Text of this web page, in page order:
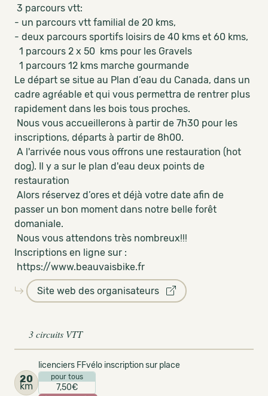
3 parcours vtt:
- un parcours vtt familial de 20 kms,
- deux parcours sportifs loisirs de 40 kms et 60 kms,
1 parcours 2 x 50 kms pour les Gravels
1 parcours 12 kms marche gourmande
Le départ se situe au Plan d’eau du Canada, dans un
cadre agréable et qui vous permettra de rentrer plus
rapidement dans les bois tous proches.
Nous vous accueillerons à partir de 7h30 pour les
inscriptions, départs à partir de 8h00.
A l'arrivée nous vous offrons une restauration (hot
dog). Il y a sur le plan d'eau deux points de
restauration
Alors réservez d’ores et déjà votre date afin de
passer un bon moment dans notre belle forêt
domaniale.
Nous vous attendons très nombreux!!!
Inscriptions en ligne sur :
https://www.beauvaisbike.fr
Site web des organisateurs
3 circuits VTT
20
km
licenciers FFvélo inscription sur place
pour tous
7,50€